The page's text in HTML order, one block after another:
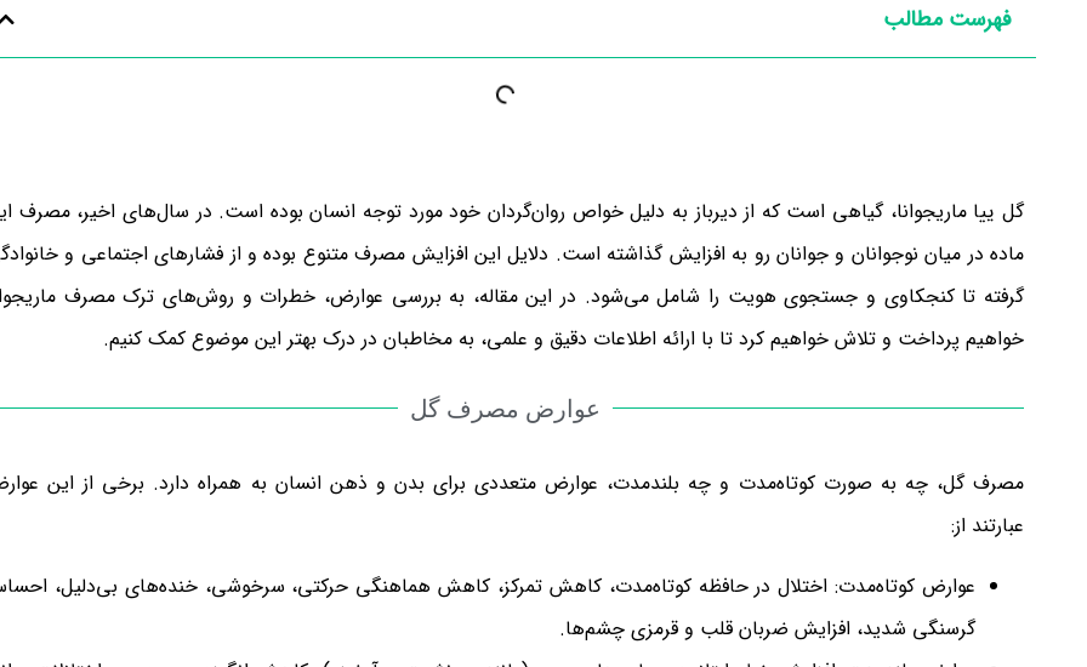
فهرست مطالب
گل ییا ماریجوانا، گیاهی است که از دیرباز به دلیل خواص روان‌گردان خود مورد توجه انسان بوده است. در سال‌های اخیر، مصرف
ماده در میان نوجوانان و جوانان رو به افزایش گذاشته است. دلایل این افزایش مصرف متنوع بوده و از فشارهای اجتماعی و
گرفته تا کنجکاوی و جستجوی هویت را شامل می‌شود. در این مقاله، به بررسی عوارض، خطرات و روش‌های ترک مصرف
خواهیم پرداخت و تلاش خواهیم کرد تا با ارائه اطلاعات دقیق و علمی، به مخاطبان در درک بهتر این موضوع کمک کنیم.
عوارض مصرف گل
مصرف گل، چه به صورت کوتاه‌مدت و چه بلندمدت، عوارض متعددی برای بدن و ذهن انسان به همراه دارد. برخی از این
عبارتند از:
عوارض کوتاه‌مدت: اختلال در حافظه کوتاه‌مدت، کاهش تمرکز، کاهش هماهنگی حرکتی، سرخوشی، خنده‌های بی‌دلیل،
گرسنگی شدید، افزایش ضربان قلب و قرمزی چشم‌ها.